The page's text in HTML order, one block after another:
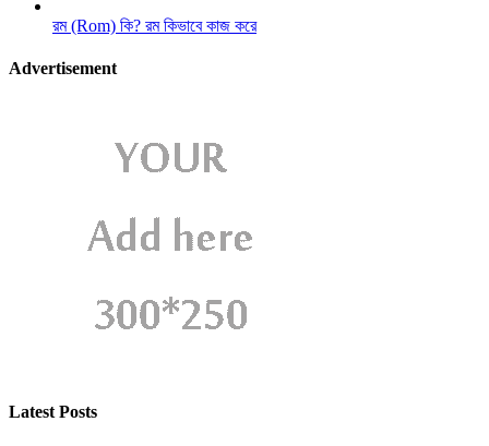
রম (Rom) কি? রম কিভাবে কাজ করে
Advertisement
Latest Posts